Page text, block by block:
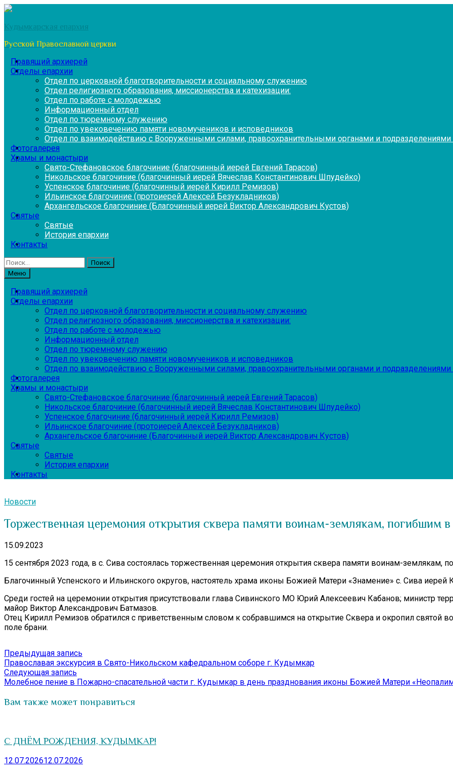
Перейти
содержимому
Кудымкарская епархия
Русской Православной церкви
Правящий архиерей
Отделы епархии
Отдел по церковной благотворительности и социальному служению
Отдел религиозного образования, миссионерства и катехизации:
Отдел по работе с молодежью
Информационный отдел
Отдел по тюремному служению
Отдел по увековечению памяти новомучеников и исповедников
Отдел по взаимодействию с Вооруженными силами, правоохранительными органами и
Фотогалерея
Храмы и монастыри
Свято-Стефановское благочиние (благочинный иерей Евгений Тарасов)
Никольское благочиние (благочинный иерей Вячеслав Константинович Шпудейко)
Успенское благочиние (благочинный иерей Кирилл Ремизов)
Ильинское благочиние (протоиерей Алексей Безукладников)
Архангельское благочиние (Благочинный иерей Виктор Александрович Кустов)
Святые
Святые
История епархии
Контакты
Найти:
Меню
Правящий архиерей
Отделы епархии
Отдел по церковной благотворительности и социальному служению
Отдел религиозного образования, миссионерства и катехизации:
Отдел по работе с молодежью
Информационный отдел
Отдел по тюремному служению
Отдел по увековечению памяти новомучеников и исповедников
Отдел по взаимодействию с Вооруженными силами, правоохранительными органами и
Фотогалерея
Храмы и монастыри
Свято-Стефановское благочиние (благочинный иерей Евгений Тарасов)
Никольское благочиние (благочинный иерей Вячеслав Константинович Шпудейко)
Успенское благочиние (благочинный иерей Кирилл Ремизов)
Ильинское благочиние (протоиерей Алексей Безукладников)
Архангельское благочиние (Благочинный иерей Виктор Александрович Кустов)
Святые
Святые
История епархии
Контакты
Новости
Торжественная церемония открытия сквера памяти воинам-землякам, погибшим
15.09.2023
15 сентября 2023 года, в с. Сива состоялась торжественная церемония открытия сквера памяти воинам-землякам,
Благочинный Успенского и Ильинского округов, настоятель храма иконы Божией Матери «Знамение» с. Сива
Среди гостей на церемонии открытия присутствовали глава Сивинского МО Юрий Алексеевич Кабанов; министр
майор Виктор Александрович Батмазов.
Отец Кирилл Ремизов обратился с приветственным словом к собравшимся на открытие Сквера и окропил святой
поле брани.
Навигация
по
записям
Предыдущая запись
запись:
Православая экскурсия в Свято-Никольском кафедральном соборе г. Кудымкар
Следующая запись
запись:
Молебное пение в Пожарно-спасательной части г. Кудымкар в день празднования иконы Божией Матери
Вам также может понравиться
С ДНЁМ РОЖДЕНИЯ, КУДЫМКАР!
12.07.202612.07.2026